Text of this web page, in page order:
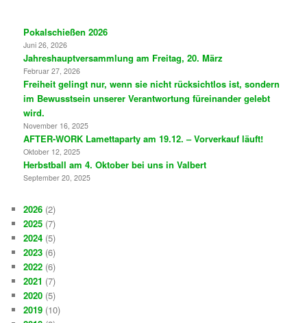
Pokalschießen 2026
Juni 26, 2026
Jahreshauptversammlung am Freitag, 20. März
Februar 27, 2026
Freiheit gelingt nur, wenn sie nicht rücksichtlos ist, sondern
im Bewusstsein unserer Verantwortung füreinander gelebt
wird.
November 16, 2025
AFTER-WORK Lamettaparty am 19.12. – Vorverkauf läuft!
Oktober 12, 2025
Herbstball am 4. Oktober bei uns in Valbert
September 20, 2025
2026 (2)
2025 (7)
2024 (5)
2023 (6)
2022 (6)
2021 (7)
2020 (5)
2019 (10)